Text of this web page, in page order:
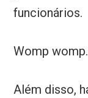
funcionários.
Womp womp.
Além disso,